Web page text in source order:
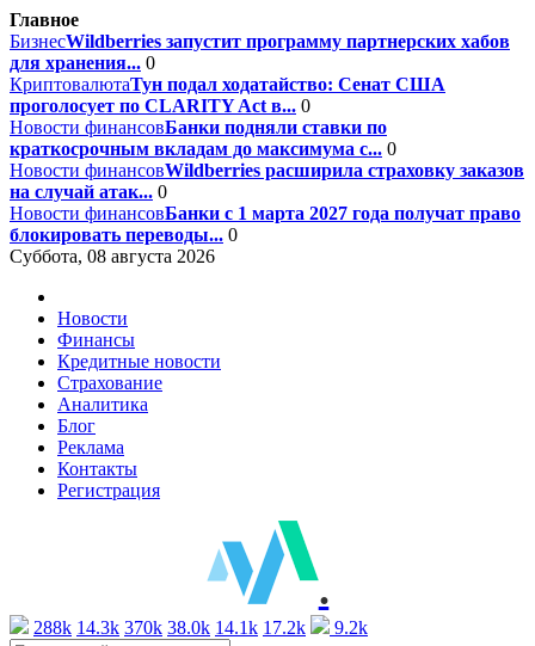
Главное
БизнесWildberries запустит программу партнерских хабов
для хранения... 0
КриптовалютаТун подал ходатайство: Сенат США
проголосует по CLARITY Act в... 0
Новости финансовБанки подняли ставки по
краткосрочным вкладам до максимума с... 0
Новости финансовWildberries расширила страховку заказов
на случай атак... 0
Новости финансовБанки с 1 марта 2027 года получат право
блокировать переводы... 0
Суббота, 08 августа 2026
Новости
Финансы
Кредитные новости
Страхование
Аналитика
Блог
Реклама
Контакты
Регистрация
.
288k 14.3k 370k 38.0k 14.1k 17.2k 9.2k